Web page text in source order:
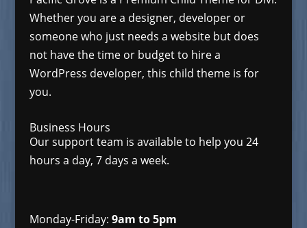
Whether you are a designer, developer or
someone who just needs a website but does
not have the time or budget to hire a
WordPress developer, this child theme is for
you.
Business Hours
Our support team is available to help you 24
hours a day, 7 days a week.
Monday-Friday: 9am to 5pm